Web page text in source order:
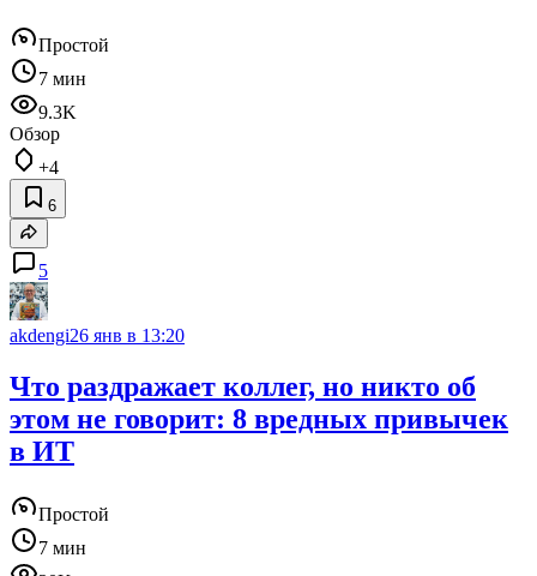
Простой
7 мин
9.3K
Обзор
+4
6
5
akdengi26 янв в 13:20
Что раздражает коллег, но никто об
этом не говорит: 8 вредных привычек
в ИТ
Простой
7 мин